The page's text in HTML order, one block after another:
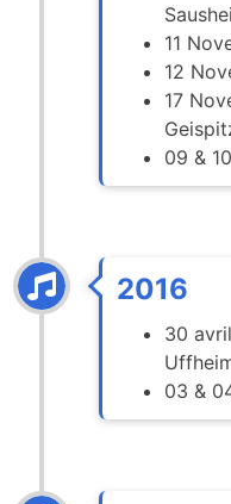
11
12
17
09 &
2016
30
03 &